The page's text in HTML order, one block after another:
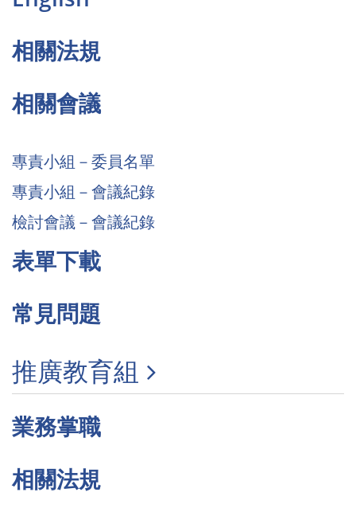
相關法規
相關會議
專責小組－委員名單
專責小組－會議紀錄
檢討會議－會議紀錄
表單下載
常見問題
推廣教育組
業務掌職
相關法規